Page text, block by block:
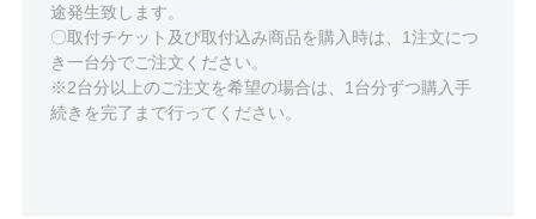
途発生致します。
〇取付チケット及び取付込み商品を購入時は、1注文につ
き一台分でご注文ください。
※2台分以上のご注文を希望の場合は、1台分ずつ購入手
続きを完了まで行ってください。